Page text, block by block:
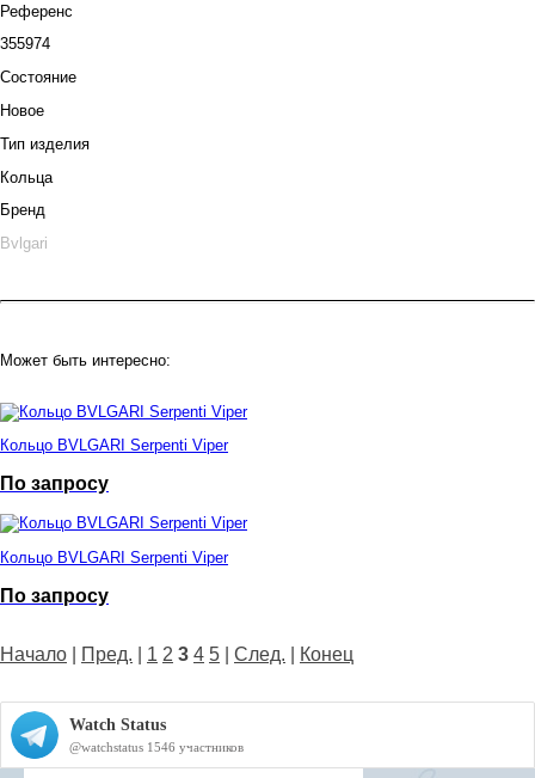
Референс
355974
Состояние
Новое
Тип изделия
Кольца
Бренд
Bvlgari
Может быть интересно:
Кольцо BVLGARI Serpenti Viper
По запросу
Кольцо BVLGARI Serpenti Viper
По запросу
Начало Пред. 1 2 3 4 5 След. Конец